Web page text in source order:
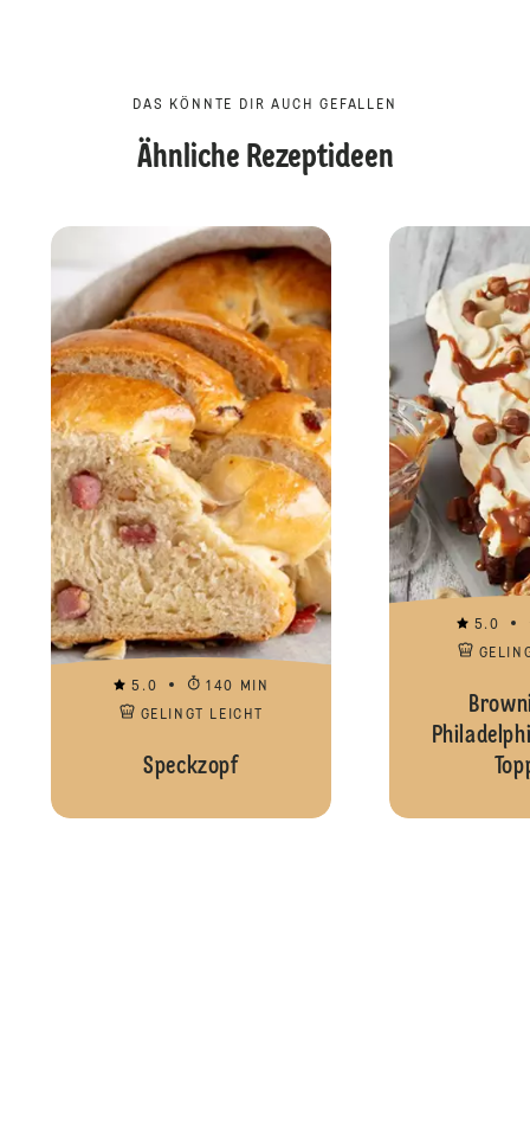
DAS KÖNNTE DIR AUCH GEFALLEN
Ähnliche Rezeptideen
5.0
140 MIN
GELINGT LEICHT
Speckzopf
5.0